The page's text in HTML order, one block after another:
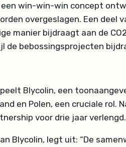
win-win-win concept
overgeslagen. Een
manier bijdraagt aan de
de bebossingsprojecten
Blycolin, een
en Polen, een cruciale
voor drie jaar verlengd.
Blycolin, legt uit: “De